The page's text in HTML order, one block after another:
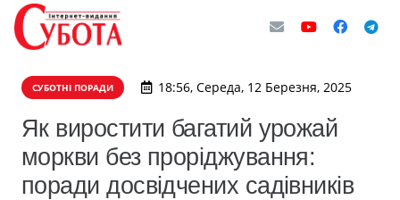
СУБОТНІ ПОРАДИ 18:56, Середа, 12 Березня, 2025
Як виростити багатий урожай
моркви без проріджування:
поради досвідчених садівників